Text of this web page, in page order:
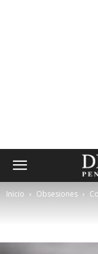
Inicio Obsesiones